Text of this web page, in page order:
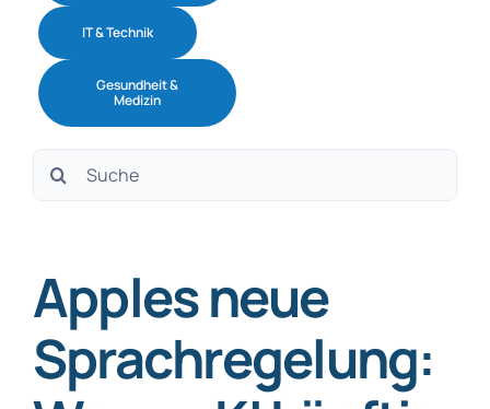
Software
IT & Technik
Gesundheit &
Medizin
Suche
Apples neue
Sprachregelung: